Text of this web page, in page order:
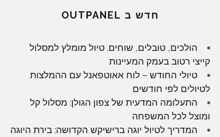
חדש ב OUTPANEL
הולכים, טובלים, שוחים. טיול מומלץ למסלול
קייצי רטוב בעמק המעיינות
טיולי החודש – לוח אאוטפאנל עם ההמלצות
לטיולים לפי חודשים
התעלומה המדעית של צפון הגולן: מסלול קל
ומוצל לכל המשפחה
המדריך לטיול יוגה ברישיקש הקדושה: בירת היוגה